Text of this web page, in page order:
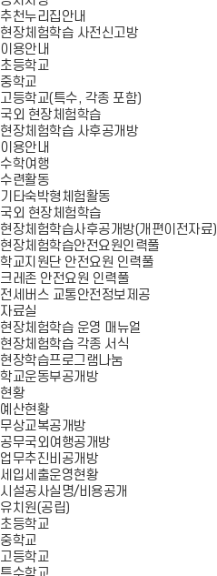
추천누리집안내
현장체험학습 사전신고방
이용안내
초등학교
중학교
고등학교(특수, 각종 포함)
국외 현장체험학습
현장체험학습 사후공개방
이용안내
수학여행
수련활동
기타숙박형체험활동
국외 현장체험학습
현장체험학습사후공개방(개편이전자료)
현장체험학습안전요원인력풀
학교지원단 안전요원 인력풀
크레존 안전요원 인력풀
전세버스 교통안전정보제공
자료실
현장체험학습 운영 매뉴얼
현장체험학습 각종 서식
현장학습프로그램나눔
학교운동부공개방
현황
예산현황
무상교복공개방
공무국외여행공개방
업무추진비공개방
세입세출운영현황
시설공사실명/비용공개
유치원(공립)
초등학교
중학교
고등학교